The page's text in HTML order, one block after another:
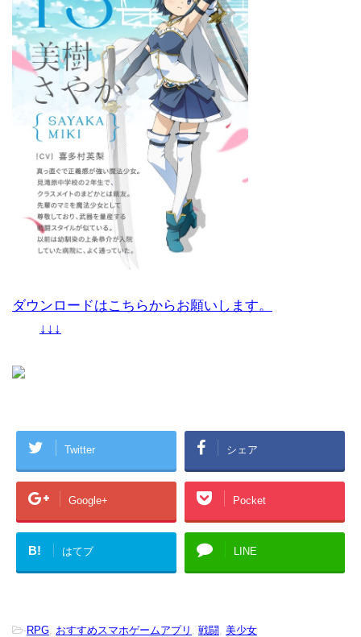
ダウンロードはこちらからお願いします。
↓↓↓
Twitter シェア
Google+ Pocket
B! はてブ LINE
-RPG おすすめスマホゲームアプリ 戦闘 美少女